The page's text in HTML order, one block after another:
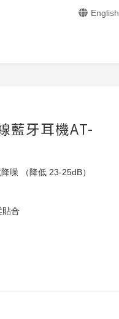
English
藍牙耳機AT-
噪 （降低 23-25dB）
貼合